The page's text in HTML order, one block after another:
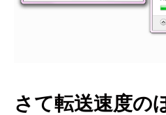
さて転送速度の